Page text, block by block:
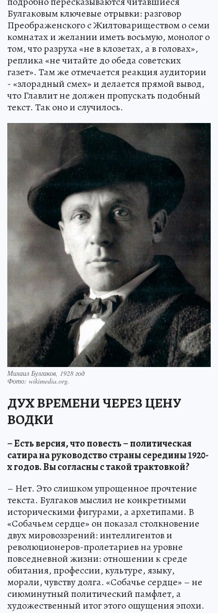
Булгаковым ключевые отрывки: разговор
Преображенского с Жилтовариществом о семи
комнатах и желании иметь восьмую, монолог о
том, что разруха «не в клозетах, а в головах»,
реплика «не читайте до обеда советских
газет». Там же отмечается реакция аудитории
- «злорадный смех» и делается прямой вывод,
что Главлит не должен пропускать подобный
текст. Так оно и случилось.
Михаил Булгаков, 1928 год
Фото: wikimedia.org.
ДУХ ВРЕМЕНИ ЧЕРЕЗ ЦЕНУ
ВОДКИ
– Есть версия, что повесть – политическая
сатира на руководство страны середины 1920-
х годов. Вы согласны с такой трактовкой?
– Нет. Это слишком упрощенное прочтение
текста. Булгаков мыслил не конкретными
историческими фигурами, а архетипами. В
«Собачьем сердце» он показал столкновение
двух мировоззрений: интеллигентов и
революционеров-пролетариев на уровне
повседневной жизни: отношении к среде
обитания, профессии, культуре, языку,
морали, чувству долга. «Собачье сердце» – не
сиюминутный политический памфлет, а
художественный итог этого ощущения эпохи.